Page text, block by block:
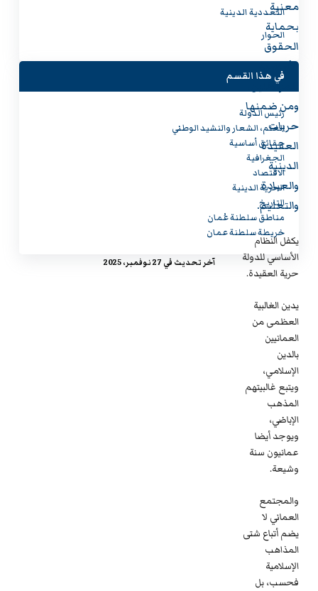
معنية
بحماية
الحقوق
الأساسية
للمواطنين،
ومن ضمنها
حريات
العقيدة
الدينية
والعبادة
والتعليم.
يكفل النظام
الأساسي للدولة
حرية العقيدة.
يدين الغالبية
العظمى من
العمانيين
بالدين
الإسلامي،
ويتبع غالبيتهم
المذهب
الإباضي،
ويوجد أيضا
عمانيون سنة
وشيعة.
والمجتمع
العماني لا
يضم أتباع شتى
المذاهب
الإسلامية
فحسب، بل
التعددية الدينية
الحوار
في هذا القسم
رئيس الدولة
العلم، الشعار والنشيد الوطني
حقائق أساسية
الجغرافية
الاقتصاد
الحرية الدينية
التاريخ
مناطق سلطنة عُمان
خريطة سلطنة عمان
آخر تحديث في 27 نوفمبر، 2025